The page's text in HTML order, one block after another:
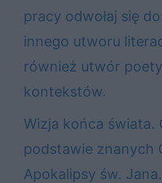
pracy odwołaj się
innego utworu
również utwór
kontekstów.
Wizja końca świata.
podstawie znanych
Apokalipsy św.